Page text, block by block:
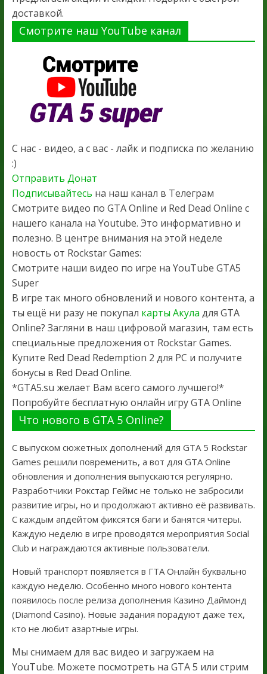
доставкой.
Смотрите наш YouTube канал
С нас - видео, а с вас - лайк и подписка по желанию
:)
Отправить Донат
Подписывайтесь на наш канал в Телеграм
Смотрите видео по GTA Online и Red Dead Online с
нашего канала на Youtube. Это информативно и
полезно. В центре внимания на этой неделе
новость от Rockstar Games:
Смотрите наши видео по игре на YouTube GTA5
Super
В игре так много обновлений и нового контента, а
ты ещё ни разу не покупал карты Акула для GTA
Online? Загляни в наш цифровой магазин, там есть
специальные предложения от Rockstar Games.
Купите Red Dead Redemption 2 для PC и получите
бонусы в Red Dead Online.
*GTA5.su желает Вам всего самого лучшего!*
Попробуйте бесплатную онлайн игру GTA Online
Что нового в GTA 5 Online?
С выпуском сюжетных дополнений для GTA 5 Rockstar
Games решили повременить, а вот для GTA Online
обновления и дополнения выпускаются регулярно.
Разработчики Рокстар Геймс не только не забросили
развитие игры, но и продолжают активно её развивать.
С каждым апдейтом фиксятся баги и банятся читеры.
Каждую неделю в игре проводятся мероприятия Social
Club и награждаются активные пользователи.
Новый транспорт появляется в ГТА Онлайн буквально
каждую неделю. Особенно много нового контента
появилось после релиза дополнения Казино Даймонд
(Diamond Casino). Новые задания порадуют даже тех,
кто не любит азартные игры.
Мы снимаем для вас видео и загружаем на
YouTube. Можете посмотреть на GTA 5 или стрим